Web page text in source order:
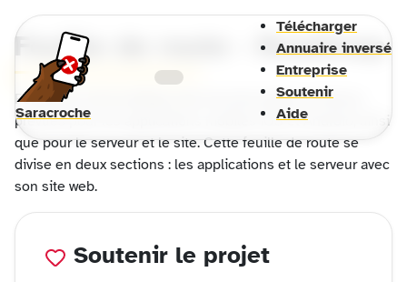
Saracroche
Télécharger
Annuaire inversé
Entreprise
Soutenir
Aide
Feuille de route - Roadmap
Feuille de route publique des fonctionnalités et tâches
prévues pour les applications mobiles iOS et Android, ainsi
que pour le serveur et le site. Cette feuille de route se
divise en deux sections : les applications et le serveur avec
son site web.
Soutenir le projet